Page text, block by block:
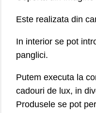
ste r ealizata din
In interior se pot
panglici.
Putem executa la
cadouride lux, in
Produsele se pot
auriu/argintiu (cu